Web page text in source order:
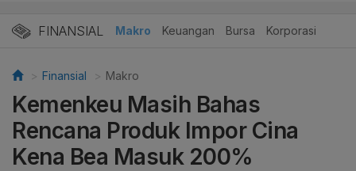
FINANSIAL Makro Keuangan Bursa Korporasi
Finansial Makro
Kemenkeu Masih Bahas
Rencana Produk Impor Cina
Kena Bea Masuk 200%